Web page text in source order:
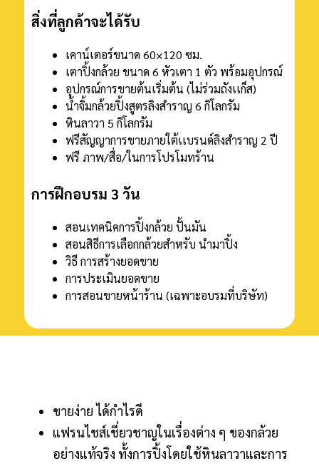
สิ่งที่ลูกค้าจะได้รับ
เคาน์เตอร์ขนาด 60×120 ซม.
เตาปิ้งกล้วย ขนาด 6 หัวเตา 1 ตัว พร้อมอุปกรณ์
อุปกรณ์การขายต้นเริ่มต้น (ไม่ร่วมถังเเก็ส)
น้ำจิ้มกล้วยปิ้งสูตรลิงสำราญ 6 กิโลกรัม
หินลาวา 5 กิโลกรัม
ฟรีสัญญาการขายภายใต้เเบรนด์ลิงสำราญ 2 ปี
ฟรี ภาพ/สื่อ/ในการโปรโมทร้าน
การฝึกอบรม 3 วัน
สอนเทคนิคการปิ้งกล้วย ปั้นมัน
สอนสิธีการเลือกกล้วยสำหรับ นำมาปิ้ง
วิธี การสร้างยอดขาย
การประเมินยอดขาย
การสอนขายหน้าร้าน (เฉพาะอบรมที่บริษัท)
ขายง่าย ได้กำไรดี
แฟรนไชส์เชี่ยวชาญในเรื่องต่าง ๆ ของกล้วย
อย่างแท้จริง ทั้งการปิ้งโดยใช้หินลาวาและการ